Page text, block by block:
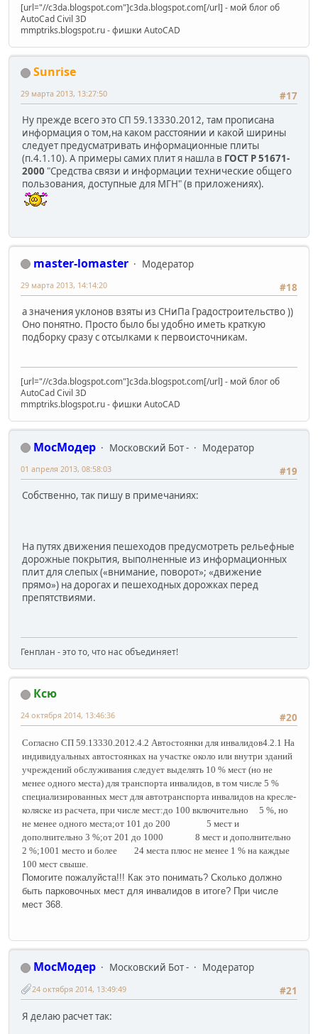
[url="//c3da.blogspot.com"]c3da.blogspot.com[/url] - мой блог об
AutoCad Civil 3D
mmptriks.blogspot.ru - фишки AutoCAD
Sunrise
#17
29 марта 2013, 13:27:50
Ну прежде всего это СП 59.13330.2012, там прописана
информация о том,на каком расстоянии и какой ширины
следует предусматривать информационные плиты
(п.4.1.10). А примеры самих плит я нашла в ГОСТ Р 51671-
2000 "Средства связи и информации технические общего
пользования, доступные для МГН" (в приложениях).
master-lomaster
Модератор
#18
29 марта 2013, 14:14:20
а значения уклонов взяты из СНиПа Градостроительство ))
Оно понятно. Просто было бы удобно иметь краткую
подборку сразу с отсылками к первоисточникам.
[url="//c3da.blogspot.com"]c3da.blogspot.com[/url] - мой блог об
AutoCad Civil 3D
mmptriks.blogspot.ru - фишки AutoCAD
МосМодер Московский Бот -
Модератор
#19
01 апреля 2013, 08:58:03
Собственно, так пишу в примечаниях:
На путях движения пешеходов предусмотреть рельефные
дорожные покрытия, выполненные из информационных
плит для слепых («внимание, поворот»; «движение
прямо») на дорогах и пешеходных дорожках перед
препятствиями.
Генплан - это то, что нас объединяет!
Ксю
#20
24 октября 2014, 13:46:36
Согласно СП 59.13330.2012. 4.2 Автостоянки для инвалидов4.2.1 На
индивидуальных автостоянках на участке около или внутри зданий
учреждений обслуживания следует выделять 10 % мест (но не
менее одного места) для транспорта инвалидов, в том числе 5 %
специализированных мест для автотранспорта инвалидов на кресле-
коляске из расчета, при числе мест:до 100 включительно 5 %, но
не менее одного места;от 101 до 200 5 мест и
дополнительно 3 %;от 201 до 1000 8 мест и дополнительно
2 %;1001 место и более 24 места плюс не менее 1 % на каждые
100 мест свыше.
Помогите пожалуйста!!! Как это понимать? Сколько должно
быть парковочных мест для инвалидов в итоге? При числе
мест 368.
МосМодер Московский Бот -
Модератор
#21
24 октября 2014, 13:49:49
Я делаю расчет так: